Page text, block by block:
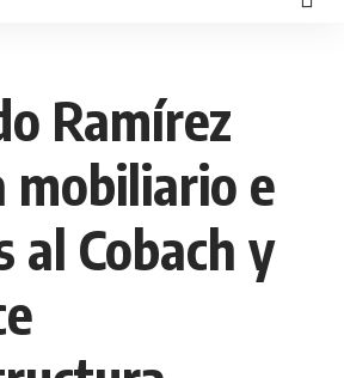
Ramírez
mobiliario e
al Cobach y